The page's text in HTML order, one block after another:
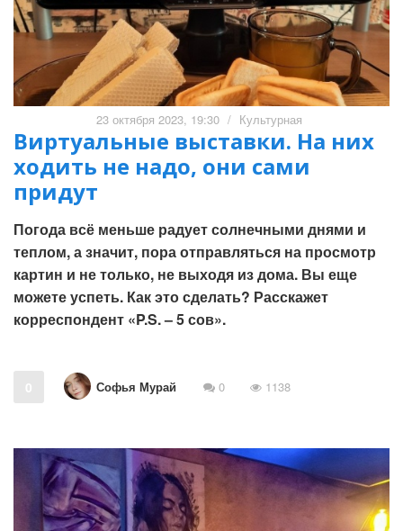
23 октября 2023, 19:30 / Культурная
Виртуальные выставки. На них
ходить не надо, они сами
придут
Погода всё меньше радует солнечными днями и
теплом, а значит, пора отправляться на просмотр
картин и не только, не выходя из дома. Вы еще
можете успеть. Как это сделать? Расскажет
корреспондент «P.S. – 5 сов».
0 Софья Мурай 0 1138